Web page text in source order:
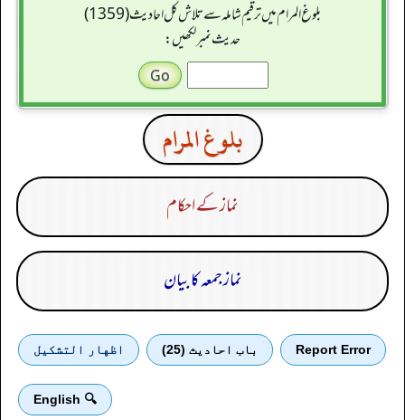
بلوغ المرام میں ترقیم شاملہ سے تلاش کل احادیث (1359)
حدیث نمبر لکھیں:
بلوغ المرام
نماز کے احکام
نماز جمعہ کا بیان
Report Error باب احادیث (25) اظهار التشكيل
🔍 English